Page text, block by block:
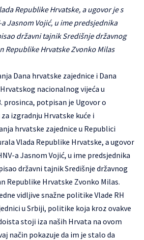
Republike Hrvatske, a ugovor je s
Jasnom Vojić, u ime predsjednika
državni tajnik Središnje državnog
Republike Hrvatske Zvonko Milas
Dana hrvatske zajednice i Dana
nacionalnog vijeća u
prosinca, potpisan je Ugovor o
izgradnju Hrvatske kuće i
hrvatske zajednice u Republici
Vlada Republike Hrvatske, a ugovor
a Jasnom Vojić, u ime predsjednika
državni tajnik Središnje državnog
Republike Hrvatske Zvonko Milas.
vidljive snažne politike Vlade RH
u Srbiji, politike koja kroz ovakve
stoji iza naših Hrvata na ovom
način pokazuje da im je stalo da